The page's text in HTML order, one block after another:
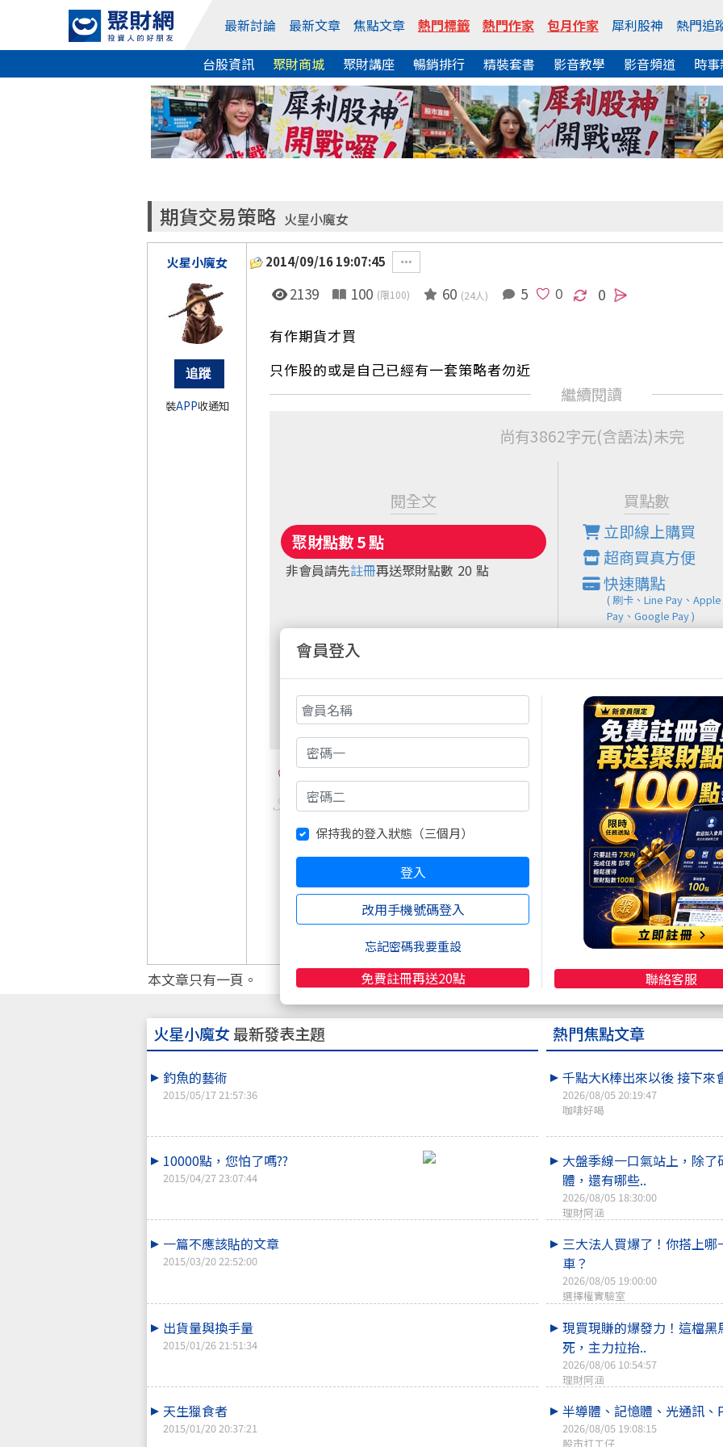
最新討論 最新文章 焦點文章 熱門標籤 熱門作家 包月作家 犀利股神
熱門追
台股資訊
聚財商城 聚財講座 暢銷排行 精裝套書 影音教學 影音頻道 時
期貨交易策略 火星小魔女
火星小魔女
裝APP收通知
2014/09/16 19:07:45
2139 100 (限100) 60 (24人) 5 0
有作期貨才買
只作股的或是自己已經有一套策略者勿近
尚有3862字元(含語法)未完
閱全文
非會員請先註冊再送聚財點數 20 點
買點數
立即線上購買
超商買真方便
快速購點
( 刷卡、Line Pay、Apple
Pay、Google Pay )
0
美麗要用智慧栓住
智慧跟隨時間不朽
文章只供參考，不負投資責任，亦與網站無關，轉貼文章若有侵權請
本文章只有一頁。
火星小魔女最新發表主題
釣魚的藝術
2015/05/17 21:57:36
10000點，您怕了嗎??
2015/04/27 23:07:44
一篇不應該貼的文章
2015/03/20 22:52:00
出貨量與換手量
2015/01/26 21:51:34
天生獵食者
2015/01/20 20:37:21
熱門焦點文章
千點大K棒出來以後 接下來
2026/08/05 20:19:47
咖啡好喝
大盤季線一口氣站上，除了
體，還有哪些..
2026/08/05 18:30:00
理財阿涵
三大法人買爆了！你搭上哪
車？
2026/08/05 19:00:00
選擇權實驗室
現買現賺的爆發力！這檔黑
死，主力拉抬..
2026/08/06 10:54:57
理財阿涵
半導體、記憶體、光通訊、
2026/08/05 19:08:15
股市打工仔
會員登入
保持我的登入狀態（三個月）
登入
改用手機號碼登入
忘記密碼我要重設
免費註冊再送20點 聯絡客服